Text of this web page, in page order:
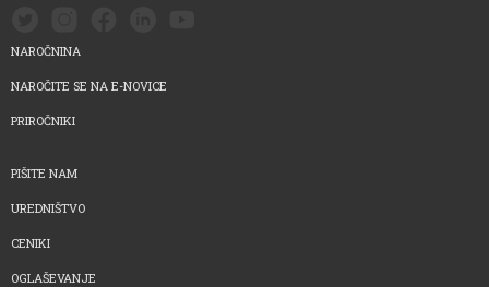
NAROČNINA
NAROČITE SE NA E-NOVICE
PRIROČNIKI
PIŠITE NAM
UREDNIŠTVO
CENIKI
OGLAŠEVANJE